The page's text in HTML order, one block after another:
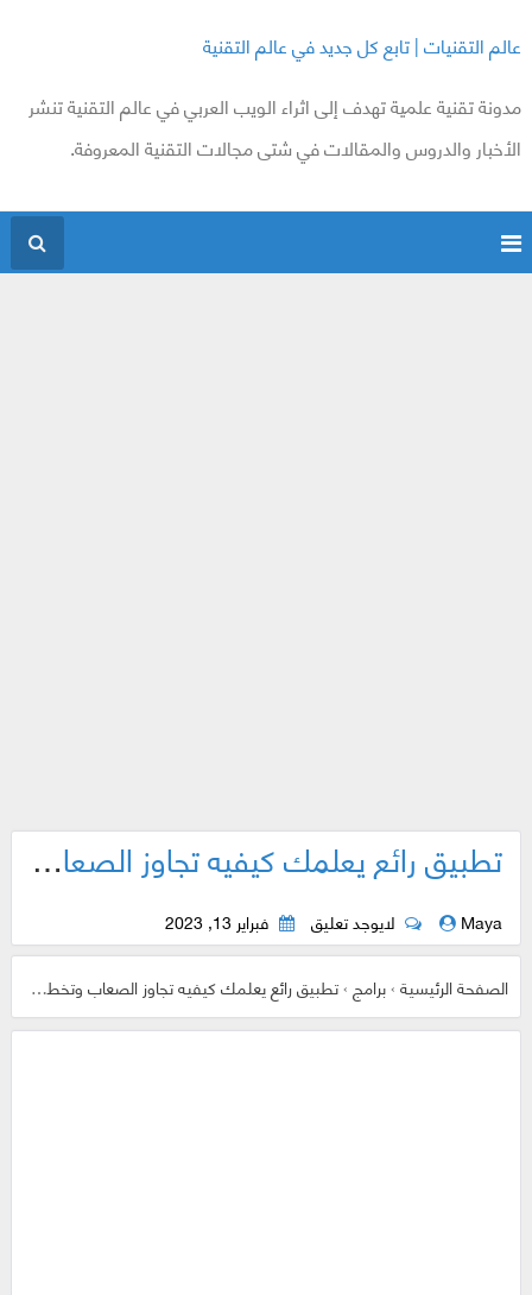
عالم التقنيات | تابع كل جديد في عالم التقنية
مدونة تقنية علمية تهدف إلى اثراء الويب العربي في عالم التقنية تنشر
الأخبار والدروس والمقالات في شتى مجالات التقنية المعروفة.
تطبيق رائع يعلمك كيفيه تجاوز الصعاب وتخطي الافكار السيئة
Maya لايوجد تعليق فبراير 13, 2023
الصفحة الرئيسية›برامج›تطبيق رائع يعلمك كيفيه تجاوز الصعاب وتخطي الافكار السيئة